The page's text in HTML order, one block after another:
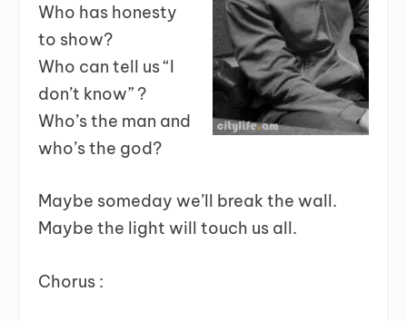
Who has honesty
to show?
Who can tell us “I
don’t know” ?
Who’s the man and
who’s the god?
Maybe someday we’ll break the wall.
Maybe the light will touch us all.
Chorus :